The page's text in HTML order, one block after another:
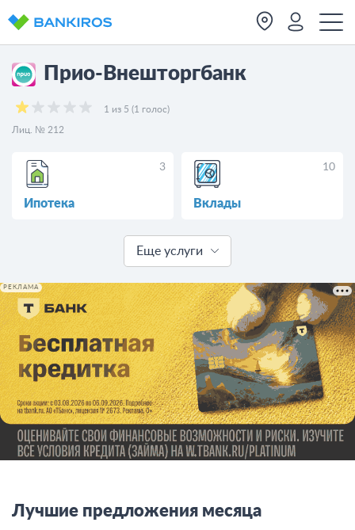
Прио-Внешторгбанк
1 из 5 (1 голос)
Лиц. № 212
3
Ипотека
10
Вклады
Еще услуги
РЕКЛАМА
Лучшие предложения месяца